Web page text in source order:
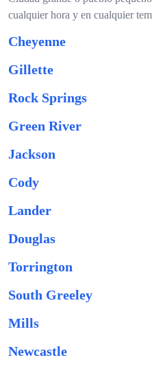
cualquier hora y en cualquier
Cheyenne
Gillette
Rock Springs
Green River
Jackson
Cody
Lander
Douglas
Torrington
South Greeley
Mills
Newcastle